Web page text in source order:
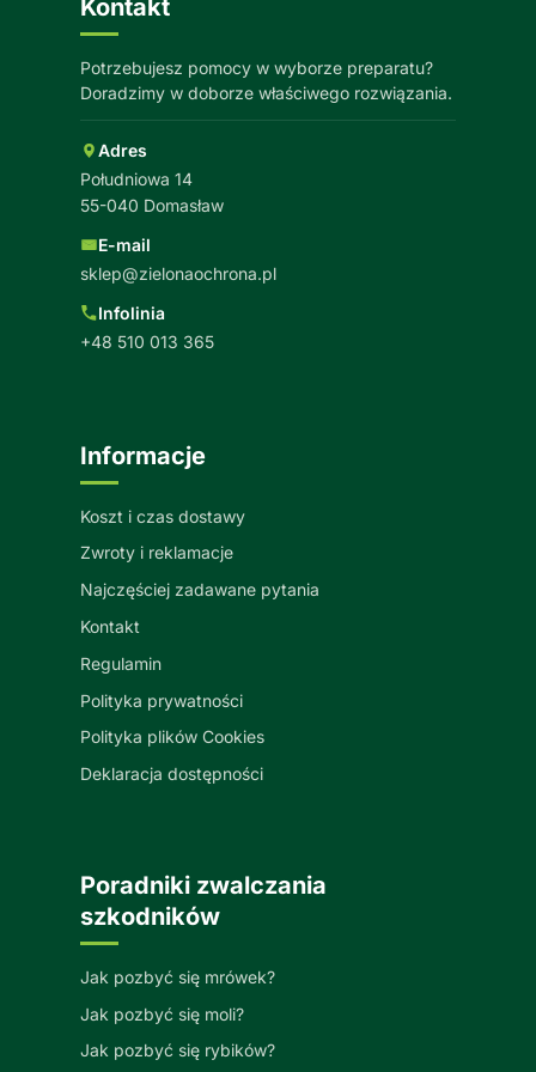
Kontakt
Potrzebujesz pomocy w wyborze preparatu?
Doradzimy w doborze właściwego rozwiązania.
Adres
Południowa 14
55-040 Domasław
E-mail
sklep@zielonaochrona.pl
Infolinia
+48 510 013 365
Informacje
Koszt i czas dostawy
Zwroty i reklamacje
Najczęściej zadawane pytania
Kontakt
Regulamin
Polityka prywatności
Polityka plików Cookies
Deklaracja dostępności
Poradniki zwalczania
szkodników
Jak pozbyć się mrówek?
Jak pozbyć się moli?
Jak pozbyć się rybików?